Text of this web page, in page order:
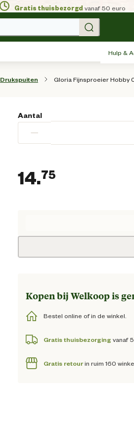
Gratis thuisbezorgd vanaf 50 euro
Hulp &
Drukspuiten Gloria Fijnsproeier Hobby
Aantal
−
14.75
Kopen bij Welkoop is
Bestel online of in de winkel.
Gratis thuisbezorging vanaf
Gratis retourin ruim 160